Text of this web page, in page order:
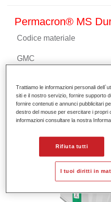
Permacron® MS
Codice materiale
GMC
Trattiamo le informazioni personali
siti e il nostro servizio, fornire supporto
fornire contenuti e annunci pubblicitari
destro del mouse per esercitare i propri
informazioni consultare la nostra
Rifiuta tutti
I tuoi diritti in